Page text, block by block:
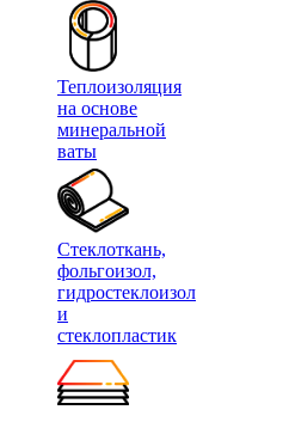
Теплоизоляция
на основе
минеральной
ваты
Стеклоткань,
фольгоизол,
гидростеклоизол
и
стеклопластик